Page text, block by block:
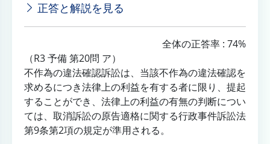
正答と解説を見る
全体の正答率 : 74%
（R3 予備 第20問 ア）
不作為の違法確認訴訟は、当該不作為の違法確認を
求めるにつき法律上の利益を有する者に限り、提起
することができ、法律上の利益の有無の判断につい
ては、取消訴訟の原告適格に関する行政事件訴訟法
第9条第2項の規定が準用される。